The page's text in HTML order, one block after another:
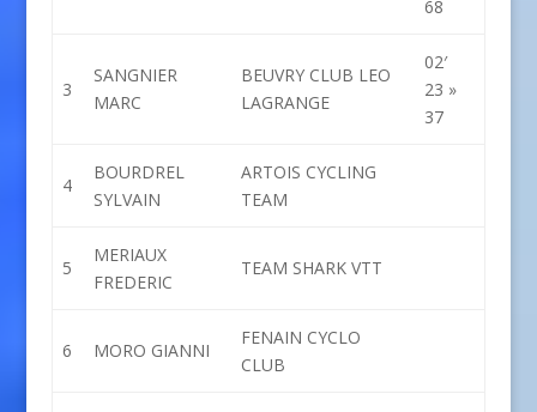
68
3
SANGNIER
MARC
BEUVRY CLUB LEO
LAGRANGE
02′
23 »
37
4
BOURDREL
SYLVAIN
ARTOIS CYCLING
TEAM
5
MERIAUX
FREDERIC
TEAM SHARK VTT
6 MORO GIANNI
FENAIN CYCLO
CLUB